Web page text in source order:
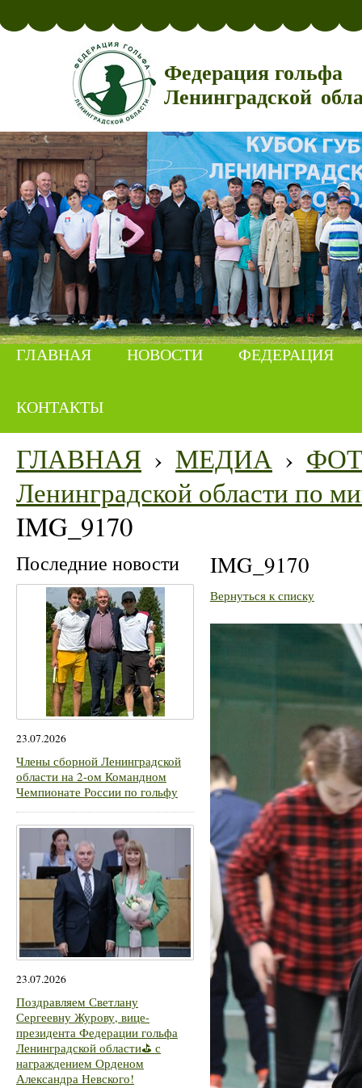
Федерация гольфа
Ленинградской
ГЛАВНАЯ НОВОСТИ ФЕДЕРАЦИЯ
КОНТАКТЫ
ГЛАВНАЯ › МЕДИА ›
Ленинградской области по
IMG_9170
Последние новости
23.07.2026
Члены сборной Ленинградской
области на 2-ом Командном
Чемпионате России по гольфу
23.07.2026
Поздравляем Светлану
Сергеевну Журову, вице-
президента Федерации гольфа
Ленинградской области⛳ с
награждением Орденом
Александра Невского!
IMG_9170
Вернуться к списку